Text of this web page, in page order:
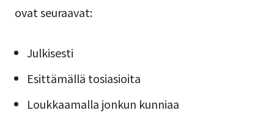
ovat seuraavat:
Julkisesti
Esittämällä tosiasioita
Loukkaamalla jonkun kunniaa